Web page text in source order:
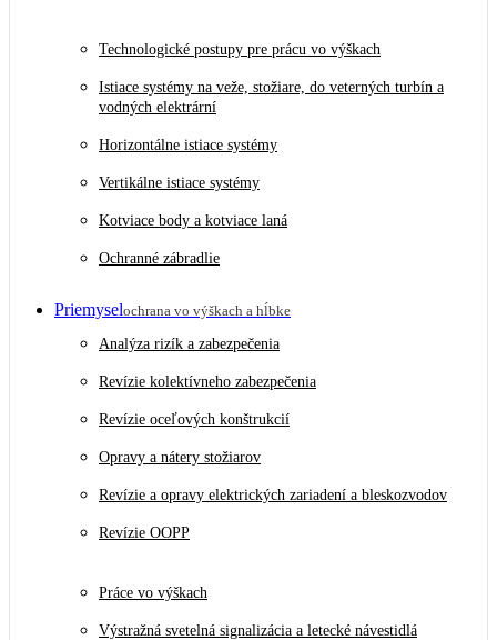
Technologické postupy pre prácu vo výškach
Istiace systémy na veže, stožiare, do veterných turbín a
vodných elektrární
Horizontálne istiace systémy
Vertikálne istiace systémy
Kotviace body a kotviace laná
Ochranné zábradlie
Priemyselochrana vo výškach a hĺbke
Analýza rizík a zabezpečenia
Revízie kolektívneho zabezpečenia
Revízie oceľových konštrukcií
Opravy a nátery stožiarov
Revízie a opravy elektrických zariadení a bleskozvodov
Revízie OOPP
Práce vo výškach
Výstražná svetelná signalizácia a letecké návestidlá